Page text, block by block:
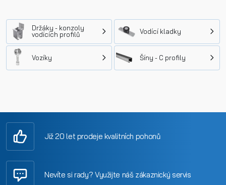
Držáky - konzoly
vodících profilů
Vodící kladky
Vozíky Šíny - C profily
Již 20 let prodeje kvalitních pohonů
Nevíte si rady? Využijte náš zákaznický servis